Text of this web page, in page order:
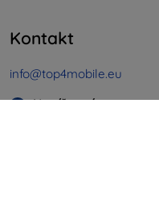
Kontakt
info@top4mobile.eu
Napíšte nám